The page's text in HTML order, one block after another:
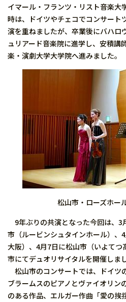
イマール・フランツ・リスト音楽大
時は、ドイツやチェコでコンサート
演を重ねましたが、卒業後にバハロ
ュリアード音楽院に進学し、安積講
楽・演劇大学大学院へ進みました。
松山市・ローズホー
9年ぶりの共演となった今回は、3
市（ルービンシュタインホール）、
大阪）、4月7日に松山市（いよてつ
市にてデュオリサイタルを開催しまし
松山市のコンサートでは、ドイツ
ブラームスのピアノとヴァイオリン
のある作品、エルガー作曲「愛の挨